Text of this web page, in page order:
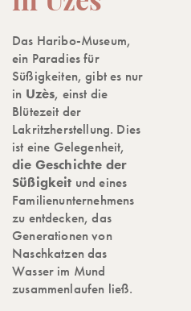
Das Haribo-Museum,
ein Paradies für
Süßigkeiten, gibt es nur
in Uzès, einst die
Blütezeit der
Lakritzherstellung. Dies
ist eine Gelegenheit,
die Geschichte der
Süßigkeit und eines
Familienunternehmens
zu entdecken, das
Generationen von
Naschkatzen das
Wasser im Mund
zusammenlaufen ließ.